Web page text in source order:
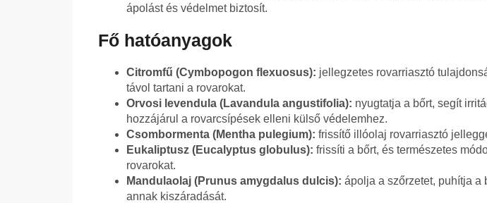
ápolást és védelmet biztosít.
Fő hatóanyagok
Citromfű (Cymbopogon flexuosus): jellegzetes rovarriasztó
távol tartani a rovarokat.
Orvosi levendula (Lavandula angustifolia): nyugtatja a bőrt, segít
hozzájárul a rovarcsípések elleni külső védelemhez.
Csombormenta (Mentha pulegium): frissítő illóolaj rovarriasztó
Eukaliptusz (Eucalyptus globulus): frissíti a bőrt, és természetes
rovarokat.
Mandulaolaj (Prunus amygdalus dulcis): ápolja a szőrzetet, puhítja a
annak kiszáradását.